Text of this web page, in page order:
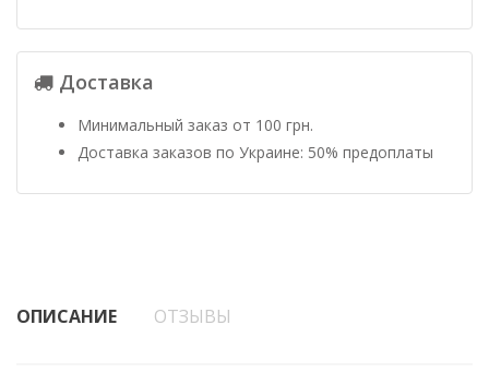
Доставка
Минимальный заказ от 100 грн.
Доставка заказов по Украине: 50% предоплаты
ОПИСАНИЕ ОТЗЫВЫ